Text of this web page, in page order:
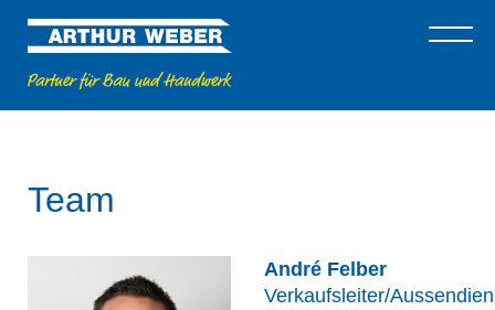
Team
André Felber
Verkaufsleiter/